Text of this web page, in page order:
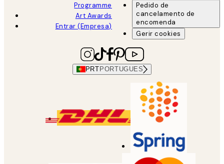
Programme
Art Awards
Entrar (Empresa)
Pedido de
cancelamento de
encomenda
Gerir cookies
PRT PORTUGUES